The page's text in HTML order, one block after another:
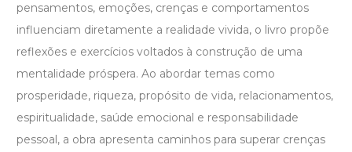
pensamentos, emoções, crenças e comportamentos
influenciam diretamente a realidade vivida, o livro propõe
reflexões e exercícios voltados à construção de uma
mentalidade próspera. Ao abordar temas como
prosperidade, riqueza, propósito de vida, relacionamentos,
espiritualidade, saúde emocional e responsabilidade
pessoal, a obra apresenta caminhos para superar crenças